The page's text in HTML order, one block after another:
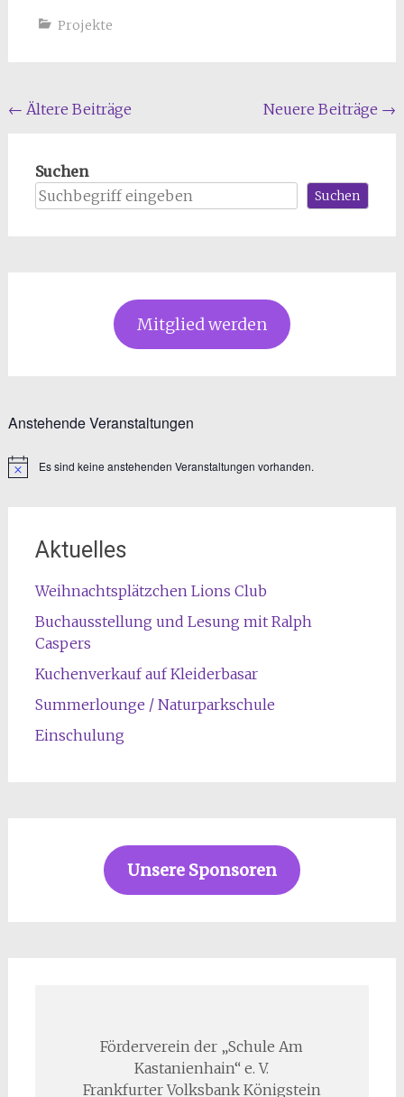
Projekte
Beitragsnavigation
← Ältere Beiträge Neuere Beiträge →
Suchen
Suchen
Mitglied werden
Anstehende Veranstaltungen
HinweisEs sind keine anstehenden Veranstaltungen vorhanden.
Aktuelles
Weihnachtsplätzchen Lions Club
Buchausstellung und Lesung mit Ralph
Caspers
Kuchenverkauf auf Kleiderbasar
Summerlounge / Naturparkschule
Einschulung
Unsere Sponsoren
Förderverein der „Schule Am
Kastanienhain“ e. V.
Frankfurter Volksbank Königstein